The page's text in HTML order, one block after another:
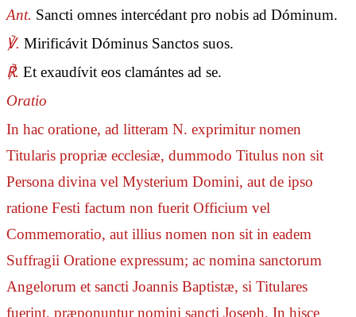
Ant. Sancti omnes intercédant pro nobis ad Dóminum.
℣. Mirificávit Dóminus Sanctos suos.
℟. Et exaudívit eos clamántes ad se.
Oratio
In hac oratione, ad litteram N. exprimitur nomen
Titularis propriæ ecclesiæ, dummodo Titulus non sit
Persona divina vel Mysterium Domini, aut de ipso
ratione Festi factum non fuerit Officium vel
Commemoratio, aut illius nomen non sit in eadem
Suffragii Oratione expressum; ac nomina sanctorum
Angelorum et sancti Joannis Baptistæ, si Titulares
fuerint, præponuntur nomini sancti Joseph. In hisce